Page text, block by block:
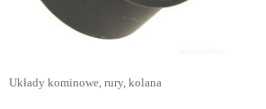
Układy kominowe, rury, kolana